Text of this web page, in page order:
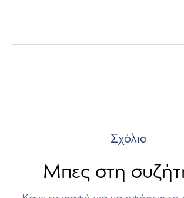
Σχόλια
Μπες στη